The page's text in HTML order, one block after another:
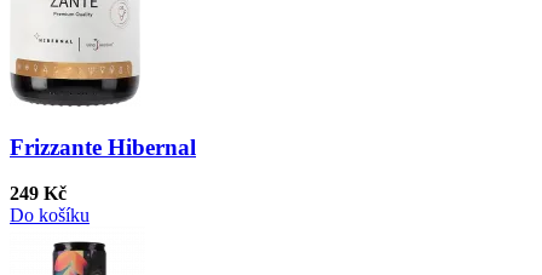
Frizzante Hibernal
249 Kč
Do košíku